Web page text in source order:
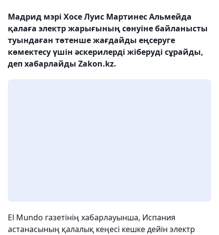
Мадрид мэрі Хосе Луис Мартинес Альмейда
қалаға электр жарығының сөнуіне байланысты
туындаған төтенше жағдайды еңсеруге
көмектесу үшін әскерилерді жіберуді сұрайды,
деп хабарлайды Zakon.kz.
El Mundo газетінің хабарлауынша, Испания
астанасының қалалық кеңесі кешке дейін электр